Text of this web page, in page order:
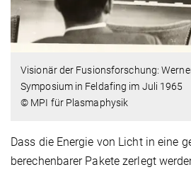
Visionär der Fusionsforschung:
Symposium in Feldafing im Juli 1965
© MPI für Plasmaphysik
Dass die Energie von Licht in eine
berechenbarer Pakete zerlegt